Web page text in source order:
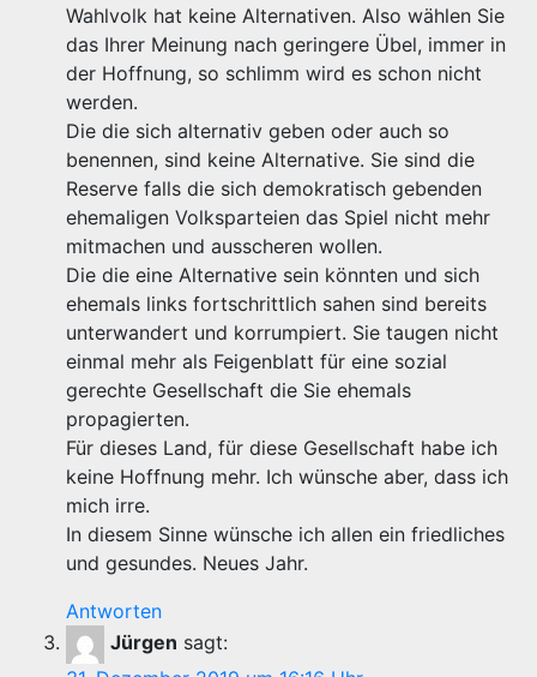
Wahlvolk hat keine Alternativen. Also wählen Sie
das Ihrer Meinung nach geringere Übel, immer in
der Hoffnung, so schlimm wird es schon nicht
werden.
Die die sich alternativ geben oder auch so
benennen, sind keine Alternative. Sie sind die
Reserve falls die sich demokratisch gebenden
ehemaligen Volksparteien das Spiel nicht mehr
mitmachen und ausscheren wollen.
Die die eine Alternative sein könnten und sich
ehemals links fortschrittlich sahen sind bereits
unterwandert und korrumpiert. Sie taugen nicht
einmal mehr als Feigenblatt für eine sozial
gerechte Gesellschaft die Sie ehemals
propagierten.
Für dieses Land, für diese Gesellschaft habe ich
keine Hoffnung mehr. Ich wünsche aber, dass ich
mich irre.
In diesem Sinne wünsche ich allen ein friedliches
und gesundes. Neues Jahr.
Antworten
Jürgen sagt: